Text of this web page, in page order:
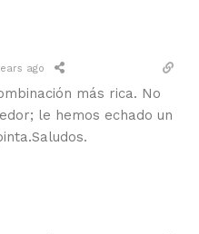
ago
más rica. No
le hemos echado un